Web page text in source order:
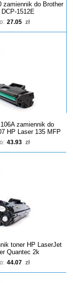
zamiennik do Brother
DCP-1512E
27.05 zł
zamiennik do
HP Laser 135 MFP
43.93 zł
toner HP LaserJet
Quantec 2k
44.07 zł